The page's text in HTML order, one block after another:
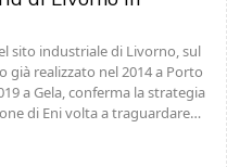
sito industriale di Livorno, sul
già realizzato nel 2014 a Porto
a Gela, conferma la strategia
di Eni volta a traguardare…